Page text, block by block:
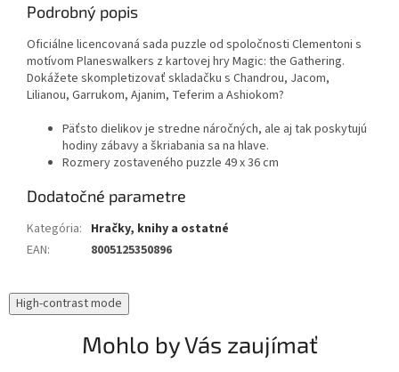
Podrobný popis
Oficiálne licencovaná sada puzzle od spoločnosti Clementoni s
motívom Planeswalkers z kartovej hry Magic: the Gathering.
Dokážete skompletizovať skladačku s Chandrou, Jacom,
Lilianou, Garrukom, Ajanim, Teferim a Ashiokom?
Päťsto dielikov je stredne náročných, ale aj tak poskytujú
hodiny zábavy a škriabania sa na hlave.
Rozmery zostaveného puzzle 49 x 36 cm
Dodatočné parametre
Kategória: Hračky, knihy a ostatné
EAN: 8005125350896
High-contrast mode
Mohlo by Vás zaujímať